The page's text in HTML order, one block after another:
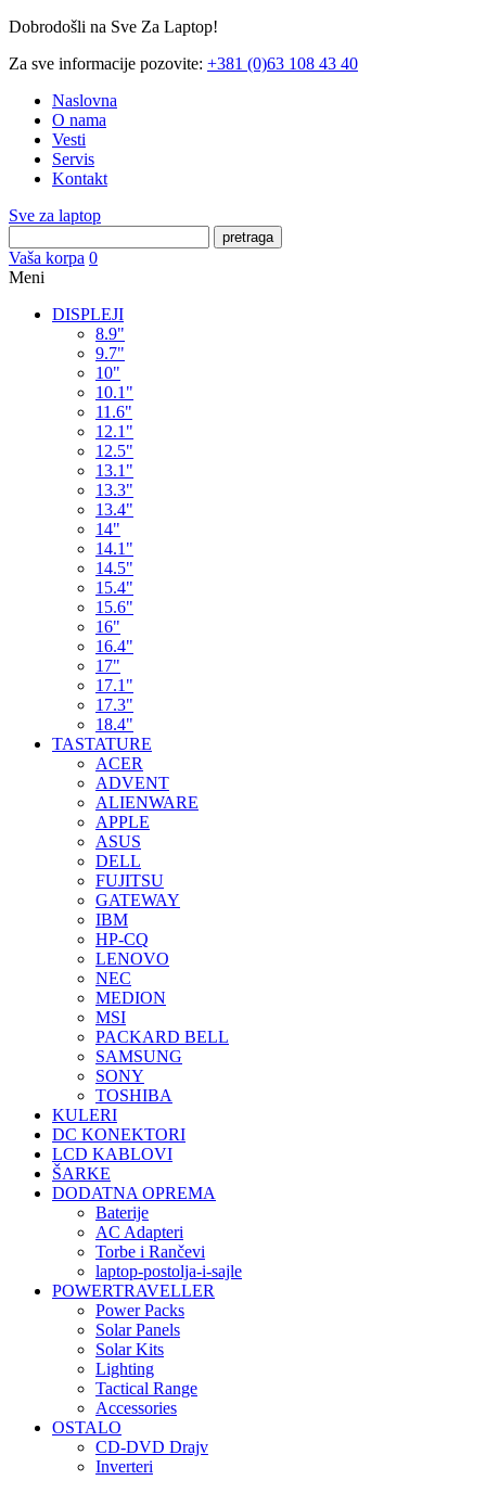
Dobrodošli na Sve Za Laptop!
Za sve informacije pozovite: +381 (0)63 108 43 40
Naslovna
O nama
Vesti
Servis
Kontakt
Sve za laptop
pretraga
Vaša korpa 0
Meni
DISPLEJI
8.9"
9.7"
10"
10.1"
11.6"
12.1"
12.5"
13.1"
13.3"
13.4"
14"
14.1"
14.5"
15.4"
15.6"
16"
16.4"
17"
17.1"
17.3"
18.4"
TASTATURE
ACER
ADVENT
ALIENWARE
APPLE
ASUS
DELL
FUJITSU
GATEWAY
IBM
HP-CQ
LENOVO
NEC
MEDION
MSI
PACKARD BELL
SAMSUNG
SONY
TOSHIBA
KULERI
DC KONEKTORI
LCD KABLOVI
ŠARKE
DODATNA OPREMA
Baterije
AC Adapteri
Torbe i Rančevi
laptop-postolja-i-sajle
POWERTRAVELLER
Power Packs
Solar Panels
Solar Kits
Lighting
Tactical Range
Accessories
OSTALO
CD-DVD Drajv
Inverteri